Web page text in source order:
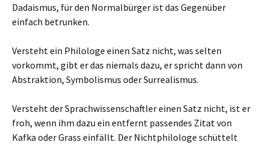
Dadaismus, für den Normalbürger ist das Gegenüber
einfach betrunken.
Versteht ein Philologe einen Satz nicht, was selten
vorkommt, gibt er das niemals dazu, er spricht dann von
Abstraktion, Symbolismus oder Surrealismus.
Versteht der Sprachwissenschaftler einen Satz nicht, ist er
froh, wenn ihm dazu ein entfernt passendes Zitat von
Kafka oder Grass einfällt. Der Nichtphilologe schüttelt